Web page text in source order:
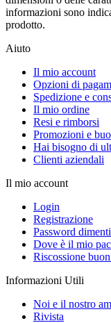
informazioni sono
prodotto.
Aiuto
Il mio account
Opzioni di
Spedizione e
Il mio ordine
Resi e rimborsi
Promozioni e
Hai bisogno di
Clienti aziendali
Il mio account
Login
Registrazione
Password
Dove è il mio
Riscossione
Informazioni Utili
Noi e il nostro
Rivista